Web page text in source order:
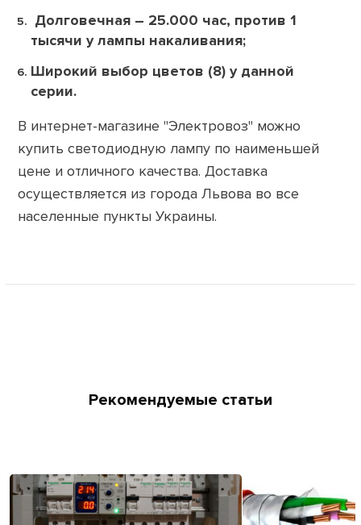
Долговечная – 25.000 час, против 1
тысячи у лампы накаливания;
Широкий выбор цветов (8) у данной
серии.
В интернет-магазине "Электровоз" можно
купить светодиодную лампу по наименьшей
цене и отличного качества. Доставка
осуществляется из города Львова во все
населенные пункты Украины.
Рекомендуемые статьи